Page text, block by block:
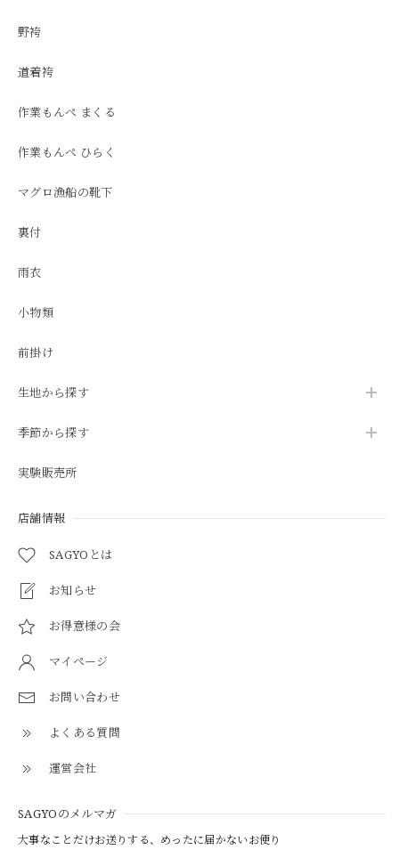
野袴
道着袴
作業もんぺ まくる
作業もんぺ ひらく
マグロ漁船の靴下
裏付
雨衣
小物類
前掛け
生地から探す
季節から探す
実験販売所
店舗情報
SAGYOとは
お知らせ
お得意様の会
マイページ
お問い合わせ
よくある質問
運営会社
SAGYOのメルマガ
大事なことだけお送りする、めったに届かないお便り